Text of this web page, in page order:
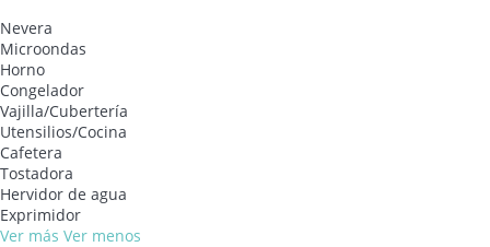
Nevera
Microondas
Horno
Congelador
Vajilla/Cubertería
Utensilios/Cocina
Cafetera
Tostadora
Hervidor de agua
Exprimidor
Ver más Ver menos